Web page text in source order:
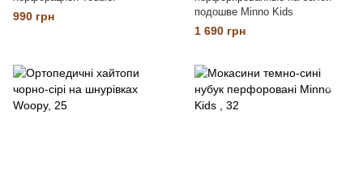
990 грн
подошве Minno Kids
1 690 грн